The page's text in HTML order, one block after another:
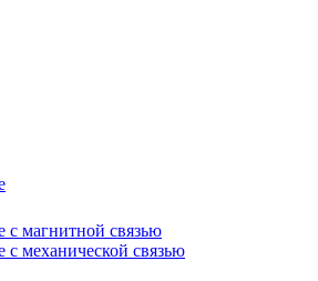
магнитной связью
механической связью